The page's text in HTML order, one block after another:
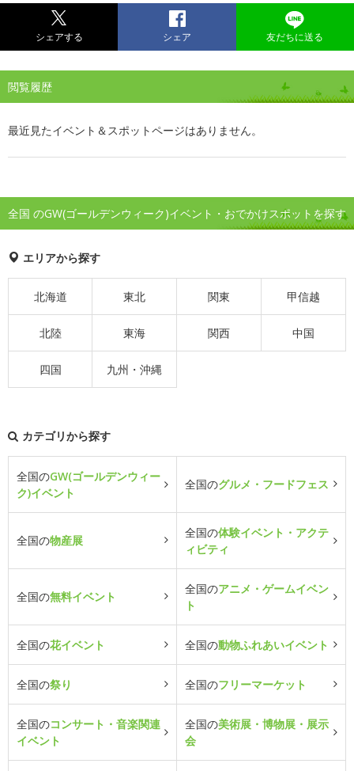
シェアする シェア 友だちに送る
閲覧履歴
最近見たイベント＆スポットページはありません。
全国 のGW(ゴールデンウィーク)イベント・おでかけスポットを探す
エリアから探す
北海道 東北 関東 甲信越
北陸 東海 関西 中国
四国 九州・沖縄
カテゴリから探す
全国のGW(ゴールデンウィー
ク)イベント
全国のグルメ・フードフェス
全国の物産展
全国の体験イベント・アクテ
ィビティ
全国の無料イベント
全国のアニメ・ゲームイベン
ト
全国の花イベント 全国の動物ふれあいイベント
全国の祭り 全国のフリーマーケット
全国のコンサート・音楽関連
イベント
全国の美術展・博物展・展示
会